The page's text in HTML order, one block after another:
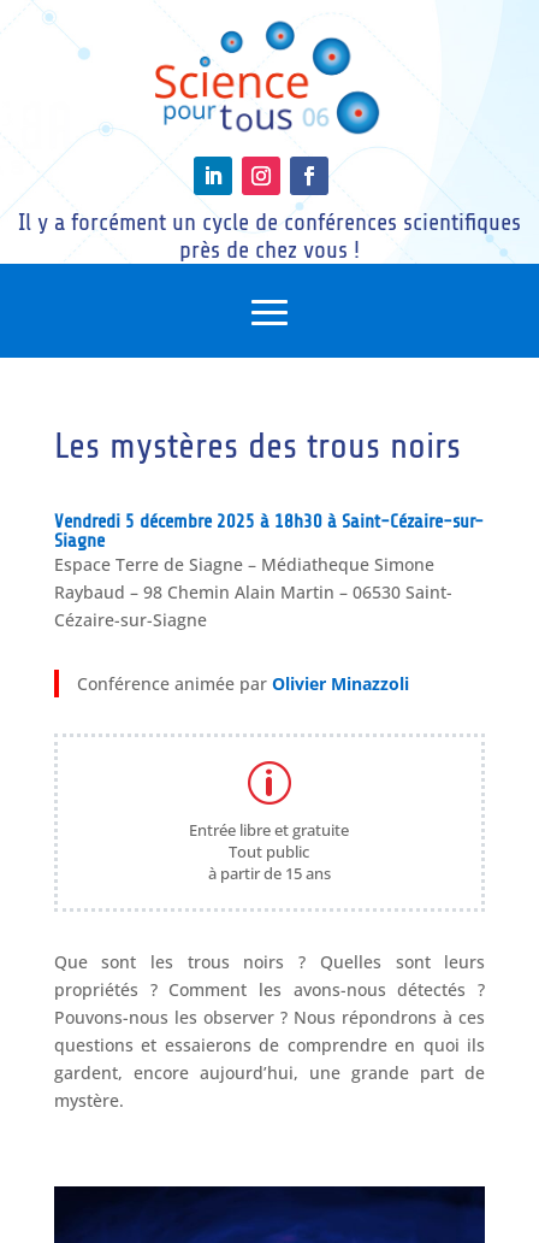
Il y a forcément un cycle de conférences scientifiques
près de chez vous !
Les mystères des trous noirs
Vendredi 5 décembre 2025 à 18h30 à Saint-Cézaire-sur-
Siagne
Espace Terre de Siagne – Médiatheque Simone
Raybaud – 98 Chemin Alain Martin – 06530 Saint-
Cézaire-sur-Siagne
Conférence animée par Olivier Minazzoli
p
Entrée libre et gratuite
Tout public
à partir de 15 ans
Que sont les trous noirs ? Quelles sont leurs
propriétés ? Comment les avons-nous détectés ?
Pouvons-nous les observer ? Nous répondrons à ces
questions et essaierons de comprendre en quoi ils
gardent, encore aujourd’hui, une grande part de
mystère.